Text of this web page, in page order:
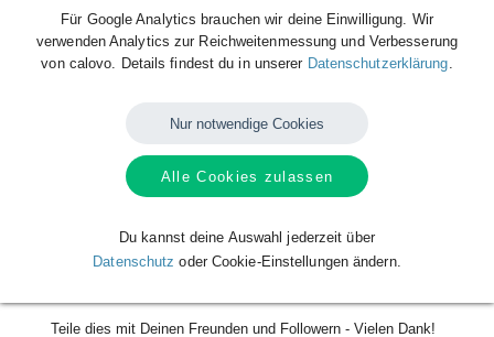
Teile dies mit Deinen Freunden und Followern - Vielen Dank!
Für Google Analytics brauchen wir deine Einwilligung. Wir
verwenden Analytics zur Reichweitenmessung und Verbesserung
von calovo. Details findest du in unserer Datenschutzerklärung
Nur notwendige Cookies
Alle Cookies zulassen
Du kannst deine Auswahl jederzeit über
Datenschutz oder Cookie-Einstellungen ändern.